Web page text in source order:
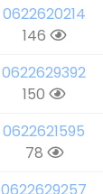
0622620214
146
0622629392
150
0622621595
78